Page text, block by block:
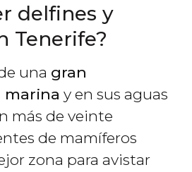
delfines y
Tenerife?
una gran
marina y en sus aguas
más de veinte
de mamíferos
zona para avistar